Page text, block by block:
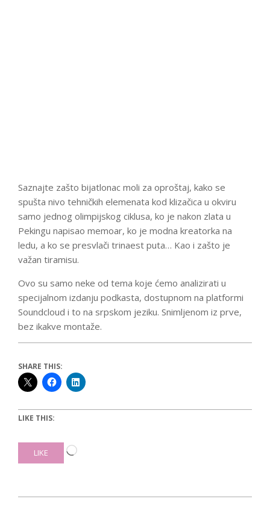
Saznajte zašto bijatlonac moli za oproštaj, kako se
spušta nivo tehničkih elemenata kod klizačica u okviru
samo jednog olimpijskog ciklusa, ko je nakon zlata u
Pekingu napisao memoar, ko je modna kreatorka na
ledu, a ko se presvlači trinaest puta… Kao i zašto je
važan tiramisu.
Ovo su samo neke od tema koje ćemo analizirati u
specijalnom izdanju podkasta, dostupnom na platformi
Soundcloud i to na srpskom jeziku. Snimljenom iz prve,
bez ikakve montaže.
SHARE THIS:
LIKE THIS:
LIKE
Loading…